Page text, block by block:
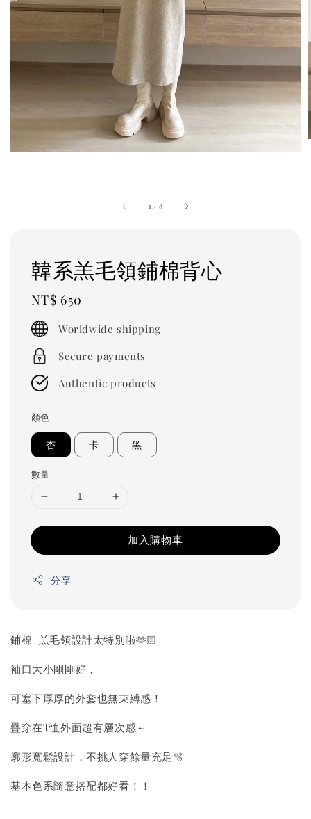
1 / 8
韓系羔毛領鋪棉背心
Regular
price
NT$ 650
Worldwide shipping
Secure payments
Authentic products
顏色
杏 卡 黑
數量
加入購物車
分享
鋪棉+羔毛領設計太特別啦🫶🏻
袖口大小剛剛好，
可塞下厚厚的外套也無束縛感！
疊穿在T恤外面超有層次感～
廓形寬鬆設計，不挑人穿餘量充足🫧
基本色系隨意搭配都好看！！